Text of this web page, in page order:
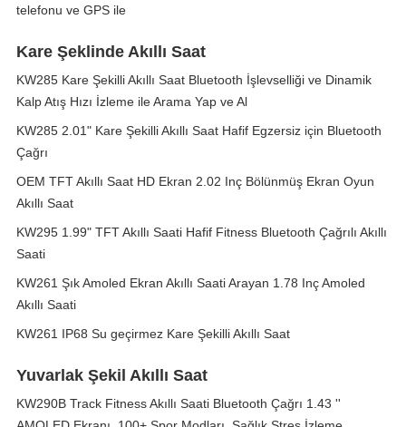
telefonu ve GPS ile
Kare Şeklinde Akıllı Saat
KW285 Kare Şekilli Akıllı Saat Bluetooth İşlevselliği ve Dinamik
Kalp Atış Hızı İzleme ile Arama Yap ve Al
KW285 2.01" Kare Şekilli Akıllı Saat Hafif Egzersiz için Bluetooth
Çağrı
OEM TFT Akıllı Saat HD Ekran 2.02 Inç Bölünmüş Ekran Oyun
Akıllı Saat
KW295 1.99" TFT Akıllı Saati Hafif Fitness Bluetooth Çağrılı Akıllı
Saati
KW261 Şık Amoled Ekran Akıllı Saati Arayan 1.78 Inç Amoled
Akıllı Saati
KW261 IP68 Su geçirmez Kare Şekilli Akıllı Saat
Yuvarlak Şekil Akıllı Saat
KW290B Track Fitness Akıllı Saati Bluetooth Çağrı 1.43 ''